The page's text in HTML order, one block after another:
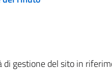
di gestione del sito in